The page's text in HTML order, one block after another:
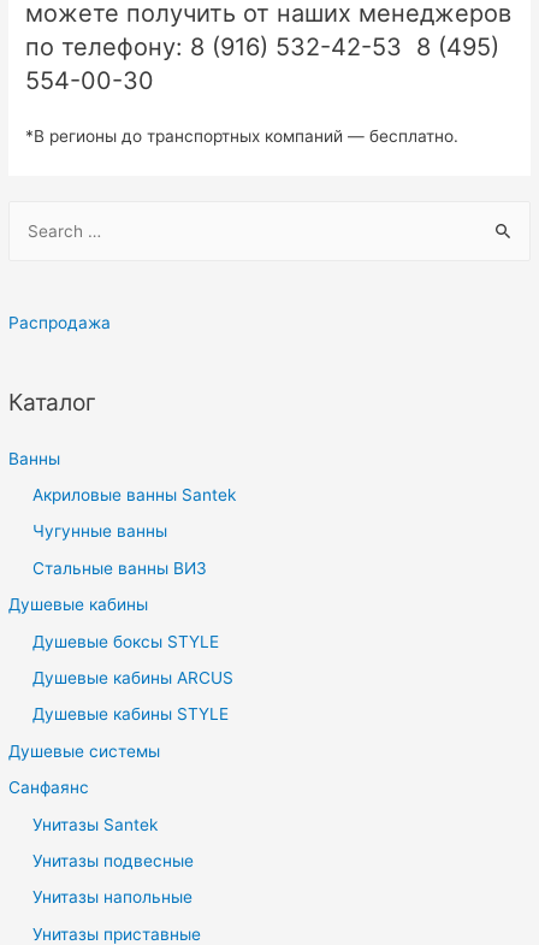
с
Распродажа
Каталог
Ванны
Акриловые ванны Santek
Чугунные ванны
Стальные ванны ВИЗ
Душевые кабины
Душевые боксы STYLE
Душевые кабины ARCUS
Душевые кабины STYLE
Душевые системы
Санфаянс
Унитазы Santek
Унитазы подвесные
Унитазы напольные
Унитазы приставные
можете получить от наших менеджеров
по телефону: 8 (916) 532-42-53 8 (495)
554-00-30
*В регионы до транспортных компаний — бесплатно.